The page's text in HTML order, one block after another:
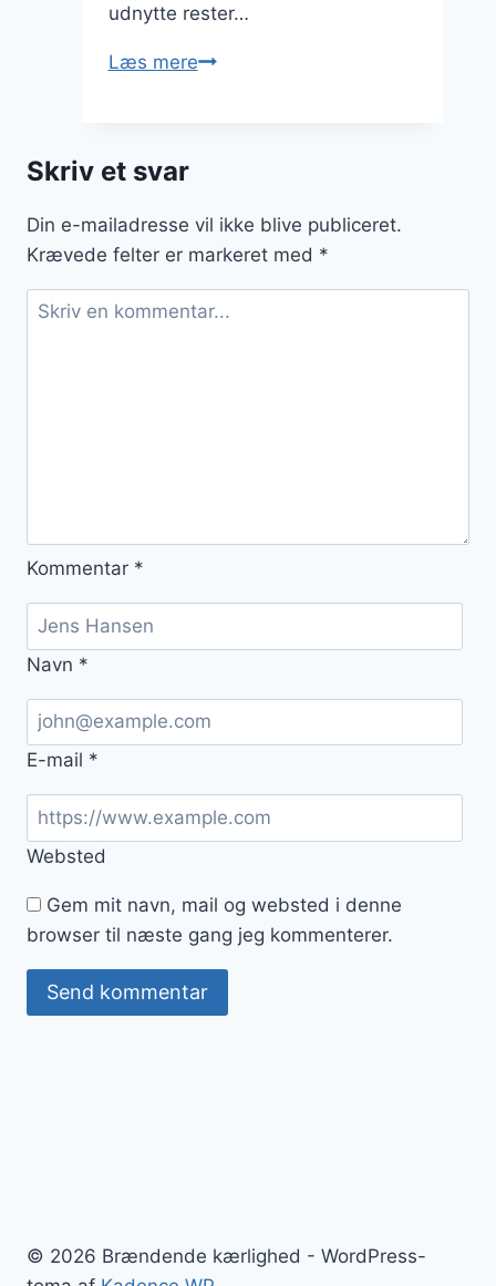
udnytte rester…
Læs mereBrændende
Skriv et svar
Din e-mailadresse vil ikke blive publiceret.
Krævede felter er markeret med *
Kommentar *
Navn *
E-mail *
Websted
Gem mit navn, mail og websted i denne
browser til næste gang jeg kommenterer.
© 2026 Brændende kærlighed - WordPress-